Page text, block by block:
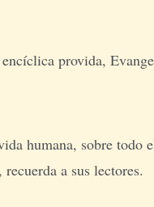
provida,
humana, sobre
a sus lectores.